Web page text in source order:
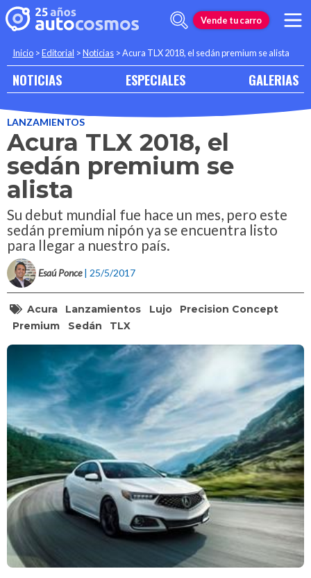
Vende tu carro
Inicio >Editorial >Noticias >Acura TLX 2018, el sedán premium se alista
NOTICIAS ESPECIALES GALERIAS
LANZAMIENTOS
Acura TLX 2018, el
sedán premium se
alista
Su debut mundial fue hace un mes, pero este
sedán premium nipón ya se encuentra listo
para llegar a nuestro país.
Esaú Ponce | 25/5/2017
Acura Lanzamientos Lujo
Precision Concept
Premium
Sedán TLX